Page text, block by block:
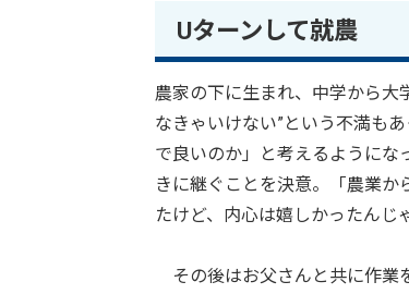
Uターンして就農
農家の下に生まれ、中学から大
なきゃいけない”という不満も
で良いのか」と考えるようにな
きに継ぐことを決意。「農業
たけど、内心は嬉しかったんじ
その後はお父さんと共に作業